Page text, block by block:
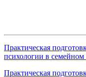
Практическая
психологии в семейном
Практическая